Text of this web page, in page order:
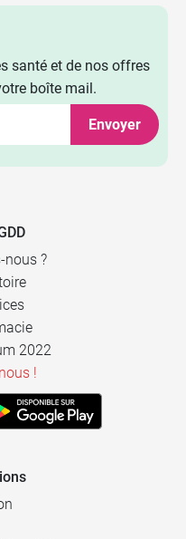
santé et de nos offres
boîte mail.
Envoyer
nous ?
2022
!